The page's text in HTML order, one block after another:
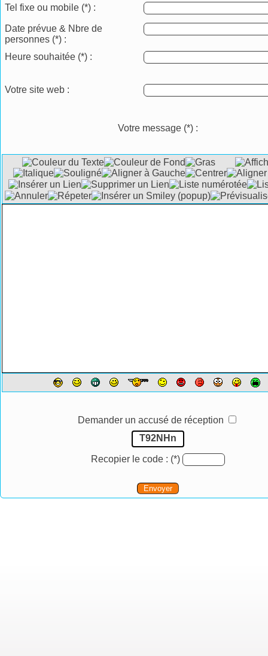
Tel fixe ou mobile (*) :
Date prévue & Nbre de
personnes (*) :
Heure souhaitée (*) :
Votre site web :
Votre message (*) :
Demander un accusé de réception
T92NHn
Recopier le code : (*)
Envoyer